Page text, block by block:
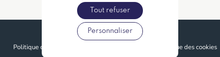
© Proximit Digital
Politique de confidentialité
Politique des cookies
Tout refuser
Personnaliser